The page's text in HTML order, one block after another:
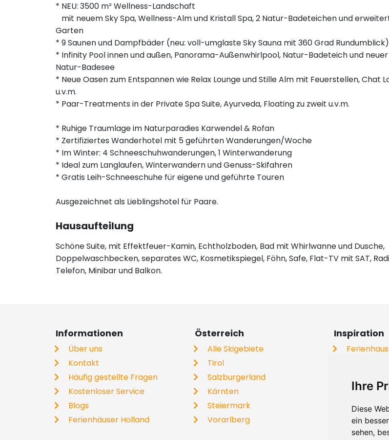
Ihre
Diese
ein
sehen,
* NEU: 3500 m² Wellness-Landschaft
mit neuem Sky Spa, Wellness-Alm und Kristall Spa, 2 Natur-Badeteichen und
Garten
* 9 Saunen und Dampfbäder (neu: voll-umglaste Sky Sauna mit 360 Grad Rundumblick)
* Infinity Pool innen und außen, Panorama-Außenwhirlpool, Natur-Badeteich und neuer
Natur-Badesee
* Neue Oasen zum Entspannen wie Relax Lounge und Stille Alm mit Feuerstellen, Chat
u.v.m.
* Paar-Treatments in der Private Spa Suite, Ayurveda, Floating zu zweit u.v.m.
* Ruhige Traumlage im Naturparadies Karwendel & Rofan
* Zertifiziertes Wanderhotel mit 5 geführten Wanderungen/Woche
* Im Winter: 4 Schneeschuhwanderungen, 1 Winterwanderung
* Ideal zum Langlaufen, Winterwandern und Genuss-Skifahren
* Gratis Leih-Schneeschuhe für eigene und geführte Touren
Ausgezeichnet als Lieblingshotel für Paare.
Hausaufteilung
Schöne Suite, mit Effektfeuer-Kamin, Echtholzboden, Bad mit Whirlwanne und Dusche,
Doppelwaschbecken, separates WC, Kosmetikspiegel, Föhn, Safe, Flat-TV mit SAT,
Telefon, Minibar und Balkon.
Informationen
Über uns
Kontakt
Häufig gestellte Fragen
Kostenloser Service
Blogs
Ferienhäuser Holland
Österreich
Alle Skigebiete
Tirol
Salzburgerland
Kärnten
Steiermark
Vorarlberg
Inspiration
Skiurlaub
Chalets
Skischulen